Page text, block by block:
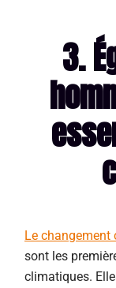
3.
Le changement
sont les
climatiques.